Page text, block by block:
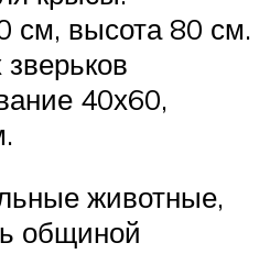
см, высота 80 см.
40х60,
животные,
общиной